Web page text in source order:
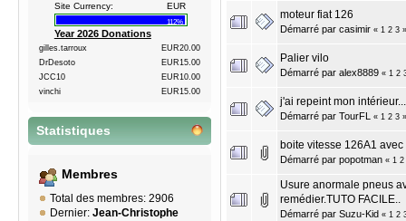
Site Currency:
EUR
112%
Year 2026 Donations
gilles.tarroux
EUR20.00
DrDesoto
EUR15.00
JCC10
EUR10.00
vinchi
EUR15.00
Statistiques
Membres
Total des membres: 2906
Dernier: Jean-Christophe
moteur fiat 126
Démarré par casimir « 1 2 3 »
Palier vilo
Démarré par alex8889 « 1 2
j'ai repeint mon intérieur...
Démarré par TourFL « 1 2 3 »
boite vitesse 126A1
Démarré par popotman « 1 2
Usure anormale pneus
remédier.TUTO FACILE..
Démarré par Suzu-Kid « 1 2